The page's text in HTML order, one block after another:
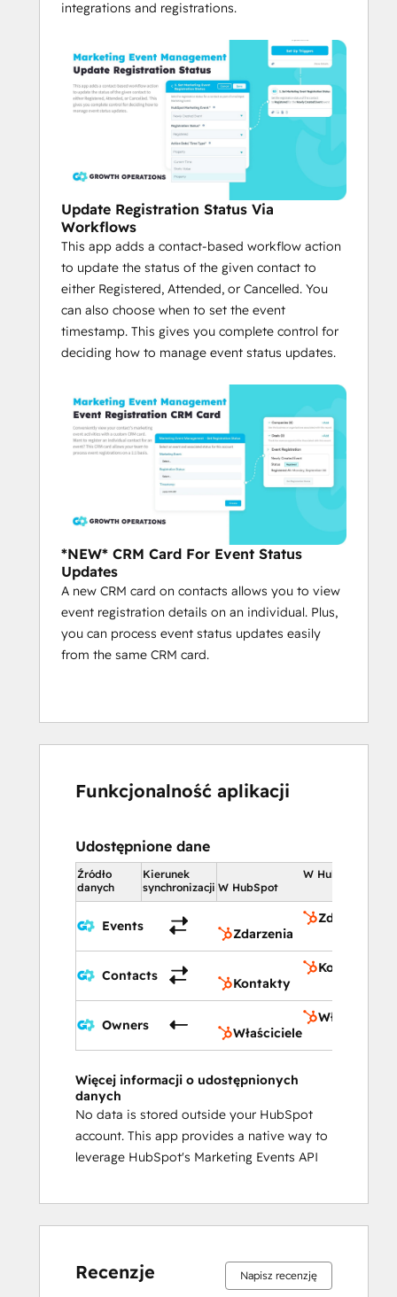
integrations and registrations.
Update Registration Status Via
Workflows
This app adds a contact-based workflow action
to update the status of the given contact to
either Registered, Attended, or Cancelled. You
can also choose when to set the event
timestamp. This gives you complete control for
deciding how to manage event status updates.
*NEW* CRM Card For Event Status
Updates
A new CRM card on contacts allows you to view
event registration details on an individual. Plus,
you can process event status updates easily
from the same CRM card.
Funkcjonalność aplikacji
Udostępnione dane
Źródło
danych
Kierunek
synchronizacji
W HubSpot
W HubSpot
Events
Zdarzenia
Zdarzenia
Contacts
Kontakty
Kontakty
Owners
Właściciele
Właściciele
Więcej informacji o udostępnionych
danych
No data is stored outside your HubSpot
account. This app provides a native way to
leverage HubSpot's Marketing Events API
Recenzje Napisz recenzję